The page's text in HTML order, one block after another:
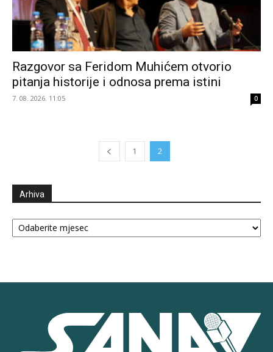
Razgovor sa Feridom Muhićem otvorio
pitanja historije i odnosa prema istini
7. 08. 2026. 11:05 0
1 2
Arhiva
Arhiva